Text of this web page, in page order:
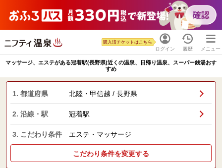
ログイン
購入済チケットはこちら
履歴 メニュー
マッサージ、エステがある冠着駅(長野県)近くの温泉、日帰り温泉、スーパー銭湯おす
すめ
1. 都道府県 北陸・甲信越 / 長野県
2. 沿線・駅 冠着駅
3. こだわり条件 エステ・マッサージ
こだわり条件を変更する